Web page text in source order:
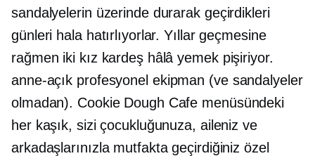
sandalyelerin üzerinde durarak geçirdikleri
günleri hala hatırlıyorlar. Yıllar geçmesine
rağmen iki kız kardeş hâlâ yemek pişiriyor.
anne-açık profesyonel ekipman (ve sandalyeler
olmadan). Cookie Dough Cafe menüsündeki
her kaşık, sizi çocukluğunuza, aileniz ve
arkadaşlarınızla mutfakta geçirdiğiniz özel